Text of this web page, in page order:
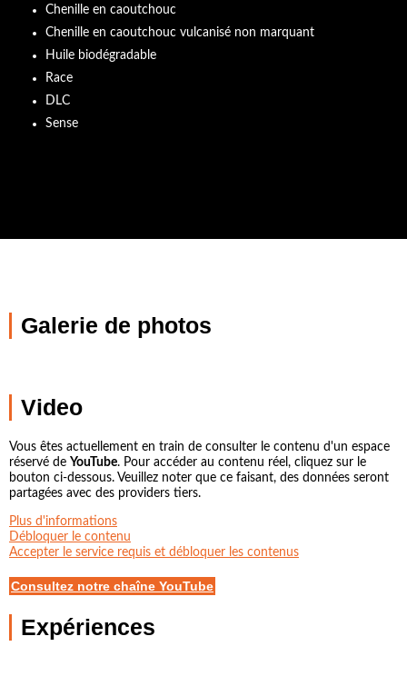
Chenille en caoutchouc
Chenille en caoutchouc vulcanisé non marquant
Huile biodégradable
Race
DLC
Sense
Galerie de photos
Video
Vous êtes actuellement en train de consulter le contenu d'un espace
réservé de YouTube. Pour accéder au contenu réel, cliquez sur le
bouton ci-dessous. Veuillez noter que ce faisant, des données seront
partagées avec des providers tiers.
Plus d'informations
Débloquer le contenu
Accepter le service requis et débloquer les contenus
Consultez notre chaîne YouTube
Expériences